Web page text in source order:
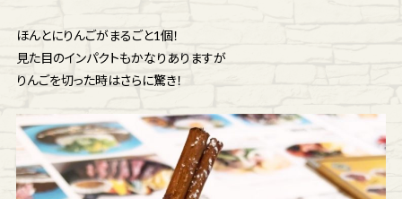
ほんとにりんごがまるごと1個！
見た目のインパクトもかなりありますが
りんごを切った時はさらに驚き！